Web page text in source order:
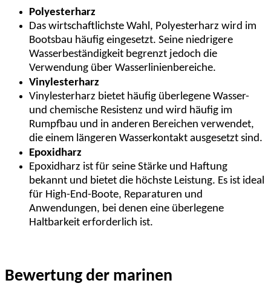
Polyesterharz
Das wirtschaftlichste Wahl, Polyesterharz wird im
Bootsbau häufig eingesetzt. Seine niedrigere
Wasserbeständigkeit begrenzt jedoch die
Verwendung über Wasserlinienbereiche.
Vinylesterharz
Vinylesterharz bietet häufig überlegene Wasser-
und chemische Resistenz und wird häufig im
Rumpfbau und in anderen Bereichen verwendet,
die einem längeren Wasserkontakt ausgesetzt sind.
Epoxidharz
Epoxidharz ist für seine Stärke und Haftung
bekannt und bietet die höchste Leistung. Es ist ideal
für High-End-Boote, Reparaturen und
Anwendungen, bei denen eine überlegene
Haltbarkeit erforderlich ist.
Bewertung der marinen